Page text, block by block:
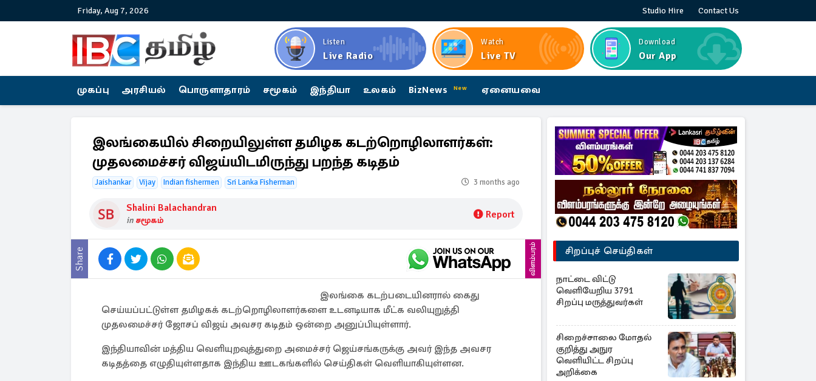
Friday, Aug 7, 2026 Studio Hire Contact Us
Listen
Live Radio
Watch
Live TV
Download
Our App
முகப்பு அரசியல் பொருளாதாரம் சமூகம் இந்தியா உலகம் BizNews New ஏனையவை
இலங்கையில் சிறையிலுள்ள தமிழக கடற்றொழிலாளர்கள்:
முதலமைச்சர் விஜய்யிடமிருந்து பறந்த கடிதம்
Jaishankar Vijay Indian fishermen Sri Lanka Fisherman 3 months ago
Shalini Balachandran
in சமூகம் Report
Share விளம்பரம்
இலங்கை கடற்படையினரால் கைது
செய்யப்பட்டுள்ள தமிழகக் கடற்றொழிலாளர்களை உடனடியாக மீட்க வலியுறுத்தி
முதலமைச்சர் ஜோசப் விஜய் அவசர கடிதம் ஒன்றை அனுப்பியுள்ளார்.
இந்தியாவின் மத்திய வெளியுறவுத்துறை அமைச்சர் ஜெய்சங்கருக்கு அவர் இந்த அவசர
கடிதத்தை எழுதியுள்ளதாக இந்திய ஊடகங்களில் செய்திகள் வெளியாகியுள்ளன.
சிறப்புச் செய்திகள்
நாட்டை விட்டு
வெளியேறிய 3791
சிறப்பு மருத்துவர்கள்
சிறைச்சாலை மோதல்
குறித்து அநுர
வெளியிட்ட சிறப்பு
அறிக்கை